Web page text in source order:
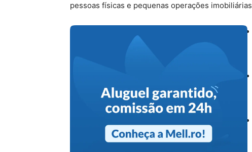
pessoas físicas e pequenas operações